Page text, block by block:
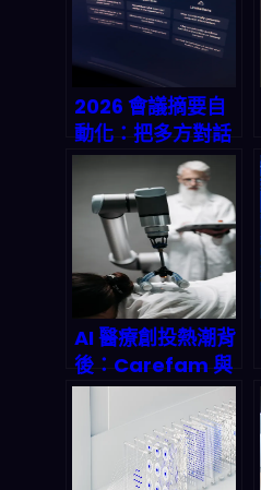
2026 會議摘要自
動化：把多方對話
秒級濃縮成可決策
的結構化筆記，真
的省時間嗎？
AI 醫療創投熱潮背
後：Carefam 與
Sage 如何重塑
2026 年健康照護
版圖？